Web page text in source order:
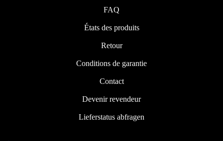
FAQ
États des produits
Retour
Conditions de garantie
Contact
Devenir revendeur
Lieferstatus abfragen